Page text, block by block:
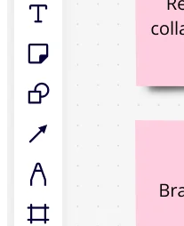
Диаграммы
Workshops
Мозговой
Блок-схемы
Дорожные